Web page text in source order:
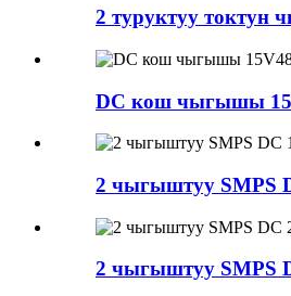
2 туруктуу токтун
DC кош чыгышы
2 чыгыштуу SMPS
2 чыгыштуу SMPS